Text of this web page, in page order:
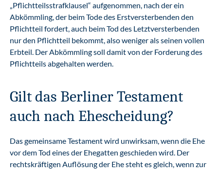
„Pflichtteilsstrafklausel“ aufgenommen, nach der ein
Abkömmling, der beim Tode des Erstversterbenden den
Pflichtteil fordert, auch beim Tod des Letztversterbenden
nur den Pflichtteil bekommt, also weniger als seinen vollen
Erbteil. Der Abkömmling soll damit von der Forderung des
Pflichtteils abgehalten werden.
Gilt das Berliner Testament
auch nach Ehescheidung?
Das gemeinsame Testament wird unwirksam, wenn die Ehe
vor dem Tod eines der Ehegatten geschieden wird. Der
rechtskräftigen Auflösung der Ehe steht es gleich, wenn zur